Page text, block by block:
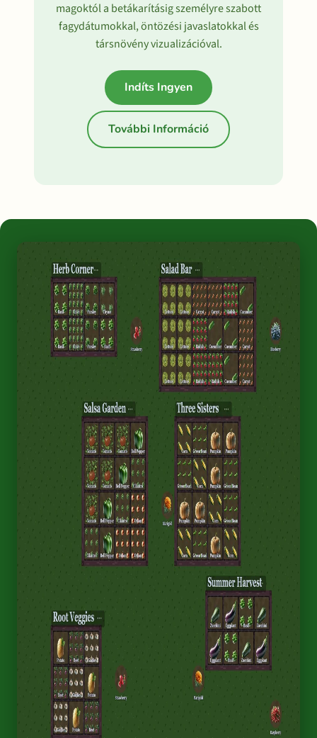
magoktól a betákarításig személyre szabott
fagydátumokkal, öntözési javaslatokkal és
társnövény vizualizációval.
Indíts Ingyen
További Információ